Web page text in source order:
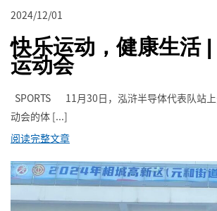
2024/12/01
快乐运动，健康生活
运动会
SPORTS 11月30日，泓浒半导体代表队站
动会的体 [...]
阅读完整文章